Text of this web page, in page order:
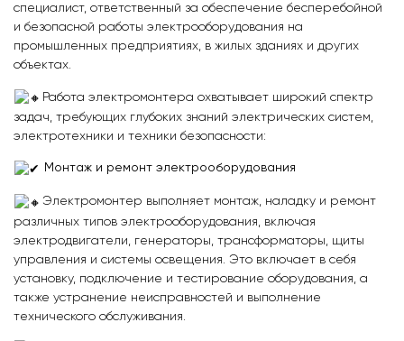
специалист, ответственный за обеспечение бесперебойной
и безопасной работы электрооборудования на
промышленных предприятиях, в жилых зданиях и других
объектах.
Работа электромонтера охватывает широкий спектр
задач, требующих глубоких знаний электрических систем,
электротехники и техники безопасности:
Монтаж и ремонт электрооборудования
Электромонтер выполняет монтаж, наладку и ремонт
различных типов электрооборудования, включая
электродвигатели, генераторы, трансформаторы, щиты
управления и системы освещения. Это включает в себя
установку, подключение и тестирование оборудования, а
также устранение неисправностей и выполнение
технического обслуживания.